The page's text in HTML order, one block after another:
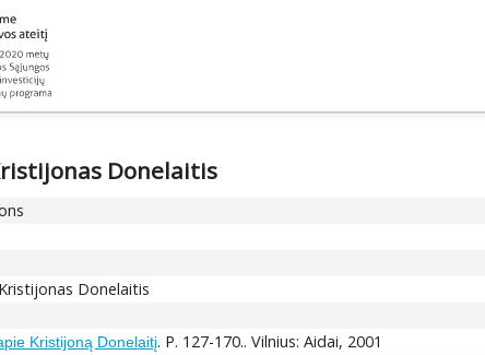
Donelaitis
Donelaitis
Kristijoną Donelaitį. P. 127-170.. Vilnius: Aidai, 2001